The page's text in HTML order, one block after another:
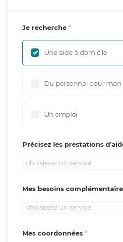
Je recherche
Une aide à domicile
Du personnel pour
Un emploi
Précisez les prestations
choisissez un service
Mes besoins
choisissez un service
Mes coordonnées